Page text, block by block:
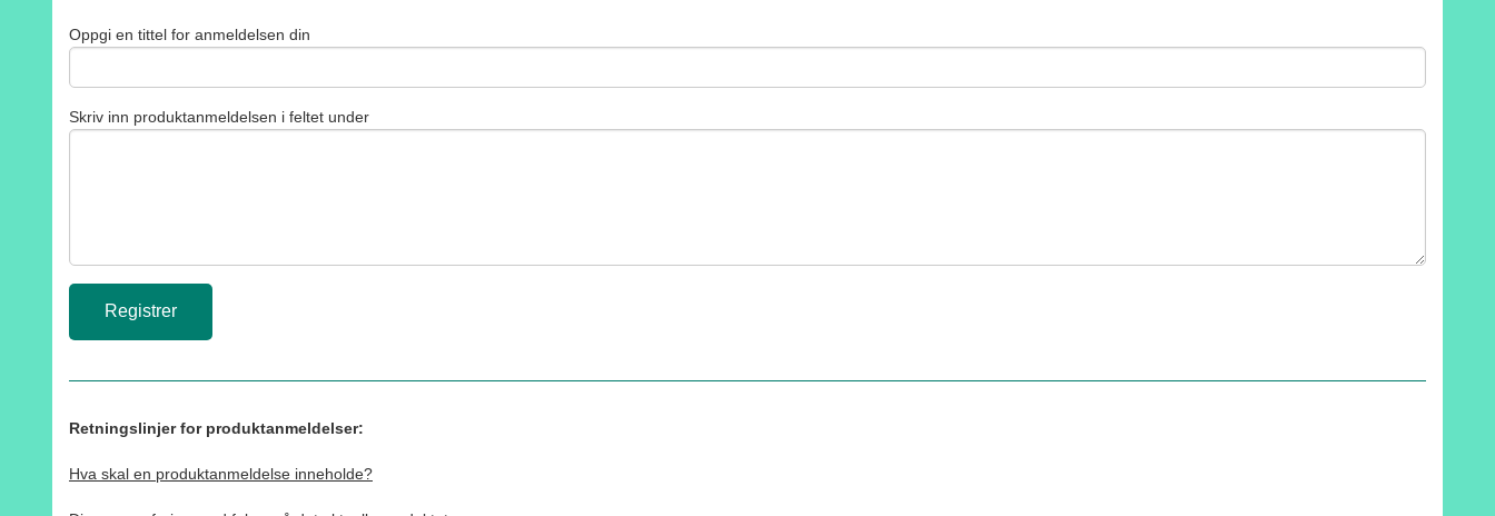
Oppgi en tittel for anmeldelsen din
Skriv inn produktanmeldelsen i feltet under
Retningslinjer for produktanmeldelser:
Hva skal en produktanmeldelse inneholde?